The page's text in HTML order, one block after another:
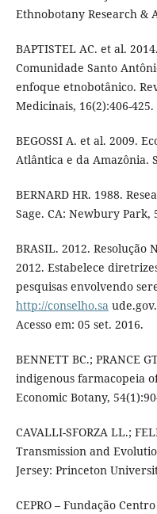
Ethnobotany Research &
BAPTISTEL AC. et al.
Comunidade Santo
enfoque etnobotânico.
Medicinais, 16(2):406-425.
BEGOSSI A. et al. 2009.
Atlântica e da Amazônia.
BERNARD HR. 1988.
Sage. CA: Newbury Park,
BRASIL. 2012. Resolução
2012. Estabelece
pesquisas envolvendo
http://conselho.sa
Acesso em: 05 set. 2016.
BENNETT BC.; PRANCE
indigenous farmacopeia
Economic Botany,
CAVALLI-SFORZA LL.;
Transmission and
Jersey: Princeton
CEPRO – Fundação